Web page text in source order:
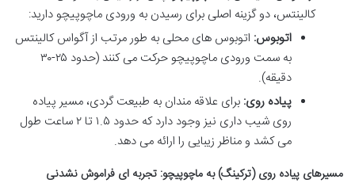
کالینتس، دو گزینه اصلی برای رسیدن به ورودی ماچوپیچو دارید:
اتوبوس: اتوبوس های محلی به طور مرتب از آگواس کالینتس
به سمت ورودی ماچوپیچو حرکت می کنند (حدود ۲۵-۳۰
دقیقه).
پیاده روی: برای علاقه مندان به طبیعت گردی، مسیر پیاده
روی شیب داری نیز وجود دارد که حدود ۱.۵ تا ۲ ساعت طول
می کشد و مناظر زیبایی را ارائه می دهد.
مسیرهای پیاده روی (ترکینگ) به ماچوپیچو: تجربه ای فراموش نشدنی